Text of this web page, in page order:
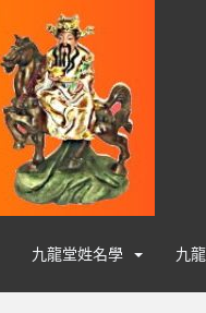
九龍堂姓名學 九